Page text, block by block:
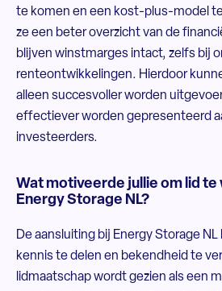
te komen en een kost-plus-model
ze een beter overzicht van de
blijven winstmarges intact, zelfs bij
renteontwikkelingen. Hierdoor
alleen succesvoller worden
effectiever worden gepresenteerd
investeerders.
Wat motiveerde jullie om lid te
Energy Storage NL?
De aansluiting bij Energy Storage
kennis te delen en bekendheid te
lidmaatschap wordt gezien als een